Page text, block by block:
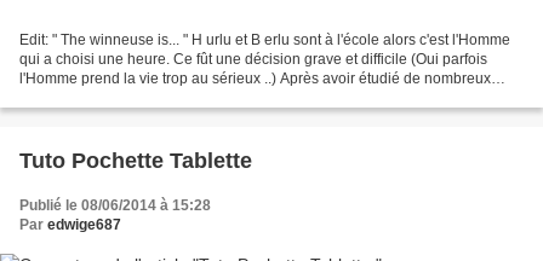
Edit: " The winneuse is... " H urlu et B erlu sont à l'école alors c'est l'Homme
qui a choisi une heure. Ce fût une décision grave et difficile (Oui parfois
l'Homme prend la vie trop au sérieux ..) Après avoir étudié de nombreux
Tuto Pochette Tablette
Publié le 08/06/2014 à 15:28
Par edwige687